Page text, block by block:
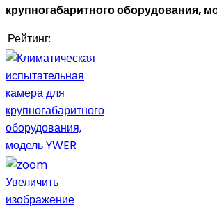
крупногабаритного оборудования,
Рейтинг:
Увеличить
изображение